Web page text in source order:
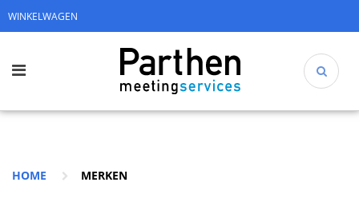
WINKELWAGEN
HOME MERKEN